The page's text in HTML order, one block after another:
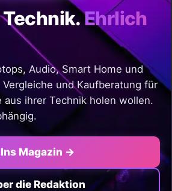
Technik.Ehrlich
Audio, Smart Home und
und Kaufberatung für
aus ihrer Technik holen wollen.
Ins Magazin →
die Redaktion